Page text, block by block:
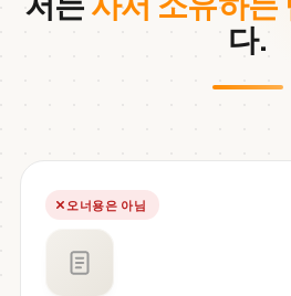
다.
오너용은 아님